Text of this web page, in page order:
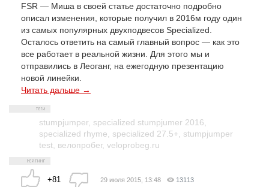
FSR — Миша в своей статье достаточно подробно
описал изменения, которые получил в 2016м году один
из самых популярных двухподвесов Specialized.
Осталось ответить на самый главный вопрос — как это
все работает в реальной жизни. Для этого мы и
отправились в Леоганг, на ежегодную презентацию
новой линейки.
Читать дальше →
stumpjumper, specialized stumpjumer 2016,
specialized rhyme, specialized 27.5+, stumpjumper
test, велопробег, veloprobeg.ru
+81 29 июля 2015, 13:48 13113